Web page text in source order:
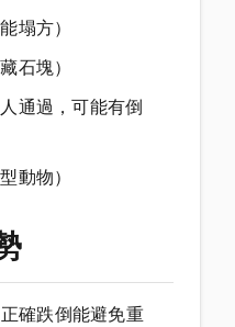
塌方）
石塊）
通過，可能有倒
動物）
確跌倒能避免重